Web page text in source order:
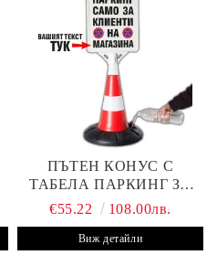
ПЪТЕН КОНУС С
ТАБЕЛА ПАРКИНГ ЗА
КЛИЕНТИ
€55.22 108.00лв.
Виж детайли